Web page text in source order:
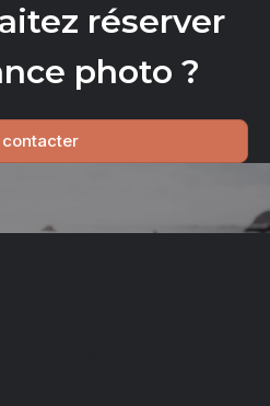
réserver
photo ?
contacter